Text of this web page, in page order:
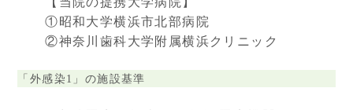
①昭和大学横浜市北部病院
②神奈川歯科大学附属横浜クリニック
「外感染1」の施設基準